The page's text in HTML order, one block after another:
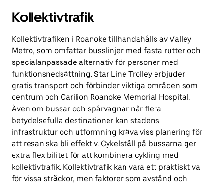
Kollektivtrafik
Kollektivtrafiken i Roanoke tillhandahålls av Valley
Metro, som omfattar busslinjer med fasta rutter och
specialanpassade alternativ för personer med
funktionsnedsättning. Star Line Trolley erbjuder
gratis transport och förbinder viktiga områden som
centrum och Carilion Roanoke Memorial Hospital.
Även om bussar och spårvagnar når flera
betydelsefulla destinationer kan stadens
infrastruktur och utformning kräva viss planering för
att resan ska bli effektiv. Cykelställ på bussarna ger
extra flexibilitet för att kombinera cykling med
kollektivtrafik. Kollektivtrafik kan vara ett praktiskt val
för vissa sträckor, men faktorer som avstånd och